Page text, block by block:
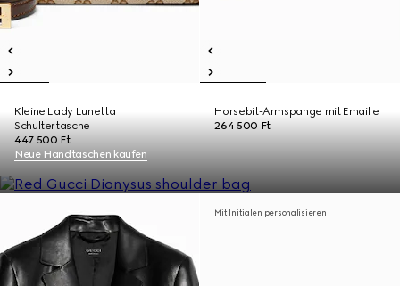
Kleine Lady Lunetta
Schultertasche
447 500 Ft
Horsebit-Armspange mit Emaille
264 500 Ft
Neue Handtaschen kaufen
Mit Initialen personalisieren